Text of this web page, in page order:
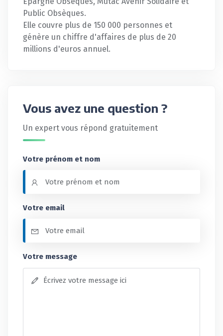
Public Obsèques.
Elle couvre plus de 150 000 personnes et
génère un chiffre d'affaires de plus de 20
millions d'euros annuel.
Vous avez une question ?
Un expert vous répond gratuitement
Votre prénom et nom
Votre email
Votre message